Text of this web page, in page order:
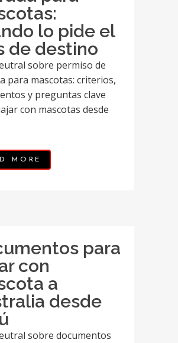
lo pide el
de destino
sobre permiso de
para mascotas: criterios,
y preguntas clave
con mascotas desde
MORE
para
con
a
desde
sobre documentos